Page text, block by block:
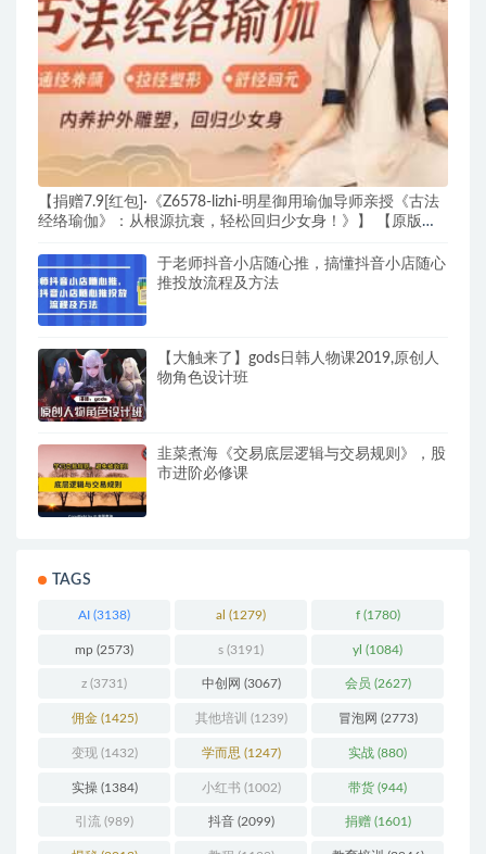
【捐赠7.9[红包]·《Z6578-lizhi-明星御用瑜伽导师亲授《古法
经络瑜伽》：从根源抗衰，轻松回归少女身！》】 【原版无
于老师抖音小店随心推，搞懂抖音小店随心
推投放流程及方法
【大触来了】gods日韩人物课2019,原创人
物角色设计班
韭菜煮海《交易底层逻辑与交易规则》，股
市进阶必修课
TAGS
AI (3138) al (1279) f(1780)
mp (2573) s (3191) yl (1084)
z (3731) 中创网 (3067) 会员 (2627)
佣金(1425) 其他培训 (1239) 冒泡网 (2773)
变现(1432) 学而思 (1247) 实战 (880)
实操(1384) 小红书 (1002) 带货 (944)
引流 (989) 抖音(2099) 捐赠(1601)